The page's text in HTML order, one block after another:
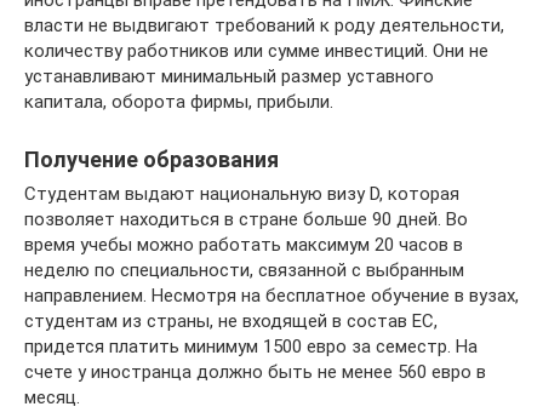
власти не выдвигают требований к роду деятельности,
количеству работников или сумме инвестиций. Они не
устанавливают минимальный размер уставного
капитала, оборота фирмы, прибыли.
Получение образования
Студентам выдают национальную визу D, которая
позволяет находиться в стране больше 90 дней. Во
время учебы можно работать максимум 20 часов в
неделю по специальности, связанной с выбранным
направлением. Несмотря на бесплатное обучение в вузах,
студентам из страны, не входящей в состав ЕС,
придется платить минимум 1500 евро за семестр. На
счете у иностранца должно быть не менее 560 евро в
месяц.